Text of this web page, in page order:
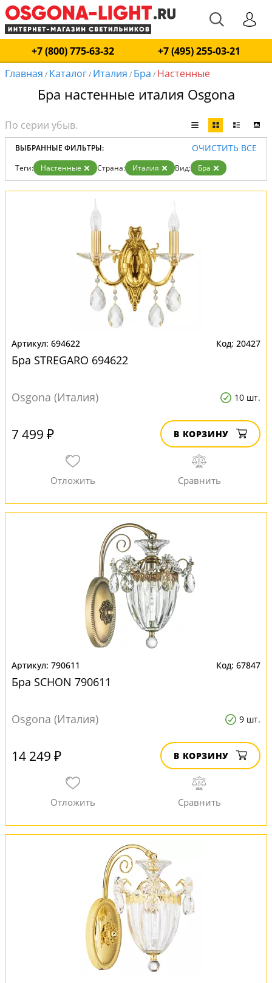
+7 (800) 775-63-32
+7 (495) 255-03-21
Главная / Каталог/ Италия / Бра / Настенные
Бра настенные италия Osgona
ВЫБРАННЫЕ ФИЛЬТРЫ: ОЧИСТИТЬ ВСЕ
Теги: Настенные Страна: Италия Вид: Бра
694622 20427
Бра STREGARO 694622
Osgona (Италия) 10 шт.
7 499 ₽ В КОРЗИНУ
790611 67847
Бра SCHON 790611
Osgona (Италия) 9 шт.
14 249 ₽ В КОРЗИНУ